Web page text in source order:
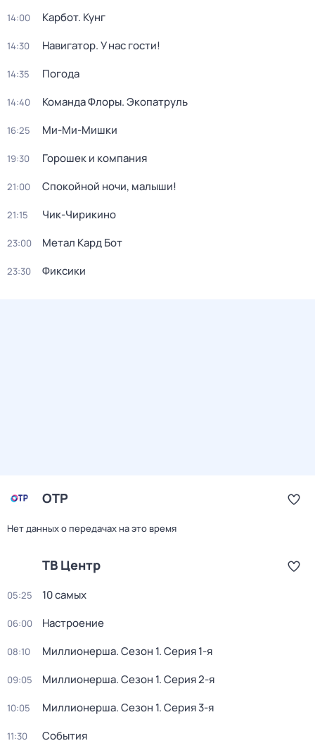
14:00 Карбот. Кунг
14:30 Навигатор. У нас гости!
14:35 Погода
14:40 Команда Флоры. Экопатруль
16:25 Ми-Ми-Мишки
19:30 Горошек и компания
21:00 Спокойной ночи, малыши!
21:15 Чик-Чирикино
23:00 Метал Кард Бот
23:30 Фиксики
ОТР
Нет данных о передачах на это время
ТВ Центр
05:25 10 самых
06:00 Настроение
08:10 Миллионерша. Сезон 1. Серия 1-я
09:05 Миллионерша. Сезон 1. Серия 2-я
10:05 Миллионерша. Сезон 1. Серия 3-я
11:30 События